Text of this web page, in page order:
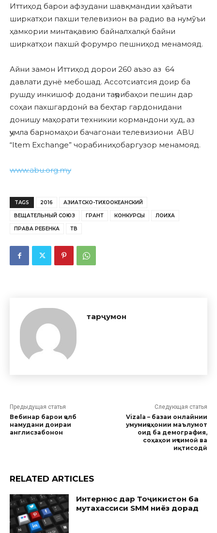
Иттиҳод барои афзудани шавқмандии ҳайъати
ширкатҳои пахши телевизион ва радио ва нумўъи
ҳамкории минтақавию байналхалқӣ байни
ширкатҳои пахшӣ форумро пешниҳод менамояд.
Айни замон Иттиҳод дорои 260 аъзо аз 64
давлати дунё мебошад. Ассотсиатсия доир ба
рушду инкишоф додани таҷрибаҳои пешин дар
соҳаи пахшгардонӣ ва беҳтар гардонидани
донишу маҳорати техникии кормандони худ, аз
ҷумла барномаҳои бачагонаи телевизиони ABU
“Item Exchange” чорабиниҳобаргузор менамояд.
www.abu.org.my
TAGS 2016 АЗИАТСКО-ТИХООКЕАНСКИЙ
ВЕЩАТЕЛЬНЫЙ СОЮЗ ГРАНТ КОНКУРСЫ ЛОИХА
ПРАВА РЕБЕНКА ТВ
тарҷумон
Предыдущая статья
Вебинар барои ҷалб
намудани доираи
англисзабонон
Следующая статья
Vizala – базаи онлайнии
умумиҷаҳонии маълумот
оид ба демография,
соҳаҳои иҷтимоӣ ва
иқтисодӣ
RELATED ARTICLES
Интернюс дар Тоҷикистон ба
мутахассиси SMM ниёз дорад